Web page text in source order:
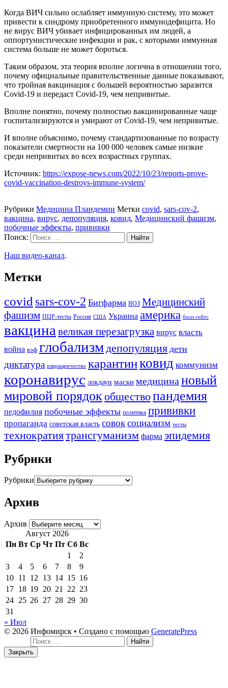
Когда ВИЧ сильно ослабляет иммунную систему, это может
привести к синдрому приобретенного иммунодефицита. Но
не вирус ВИЧ убивает инфицированных им людей, а
оппортунистические инфекции и рак, с которыми иммунная
система больше не может бороться.
Таким образом, эта теория вполне логична в отношении того,
почему официальные правительственные данные показывают,
что тройная вакцинация с большей вероятностью заразится
Covid-19 и передаст Covid-19, чем непривитые.
Вполне понятно, почему полностью вакцинированные чаще
госпитализируются и умирают от Covid-19, чем непривитые.
И вполне объяснимо, почему стандартизованные по возрасту
показатели смертности на 100 000 человек самые низкие
среди непривитых во всех возрастных группах.
Источник: https://expose-news.com/2022/10/23/reports-prove-
covid-vaccination-destroys-immune-system/
Рубрики Медицина Пландемии Метки covid, sars-cov-2,
вакцина, вирус, депопуляция, ковид, Медицинский фашизм,
побочные эффекты, прививки
Поиск:
Наш видео-канал.
Метки
covid sars-cov-2 Бигфарма ВОЗ Медицинский
фашизм ПЦР-тесты Россия США Украина америка билл гейтс
вакцина великая перезагрузка вирус власть
война вэф глобализм депопуляция дети
диктатура извращенчество карантинковид коммунизм
коронавирус локдаун маски медицина новый
мировой порядок обществопандемия
педофилия побочные эффекты политика прививки
пропаганда советская власть совоксоциализм тесты
технократиятрансгуманизм фарма эпидемия
Рубрики
Рубрики
Архив
Архив
Август 2026
Пн Вт Ср Чт Пт Сб Вс
1
2
3
4 5 6 7 8
9
10 11 12 13 14 15 16
17 18 19 20 21 22 23
24 25 26 27 28 29 30
31
« Июл
© 2026 Инфомирск • Создано с помощью GeneratePress
Закрыть